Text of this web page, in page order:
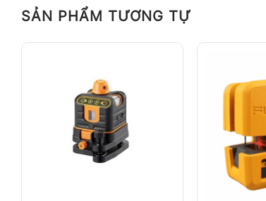
Không có bình luận nào
SẢN PHẨM TƯƠNG TỰ